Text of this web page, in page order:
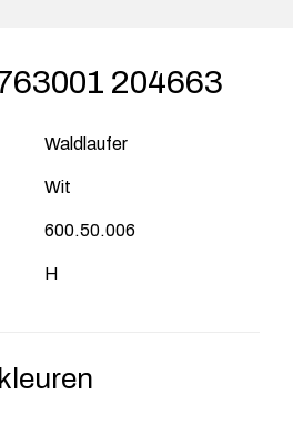
204663
Waldlaufer
Wit
600.50.006
H